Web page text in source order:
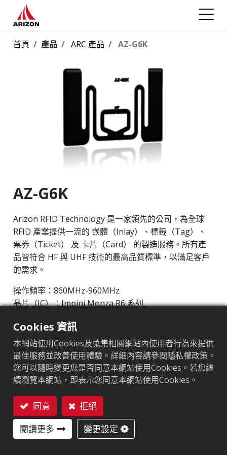
首頁 產品 ARC 產品 AZ-G6K
AZ-G6K
Arizon RFID Technology 是一家領先的公司，為全球
RFID 產業提供一流的 嵌體（Inlay）、標籤（Tag）、
票券（Ticket） 及 卡片（Card） 的製造服務。所有產
品皆符合 HF 與 UHF 技術的最高品質標準，以滿足客戶
的需求。
操作頻率：860MHz-960MHz
晶片（IC）：Impinj Monza R6 系列
ARC認證
F I L O Q
W6 Y2
市場區隔:零售
天線尺寸（mm）:50x30
Cookies 資訊
本網站使用Cookies及蒐集相關網站內使用者行為來提供
最佳服務並改善使用體驗。詳細內容請參閱隱私權政策。
您可以隨時變更您是否同意本網站使用Cookies。若您繼
續瀏覽本網站，即表示您同意本網站使用Cookies。
同意
拒絕
閱讀更多
變更設定